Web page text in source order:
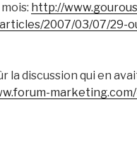
http://
2007/03/07/29-
la discussion qui en